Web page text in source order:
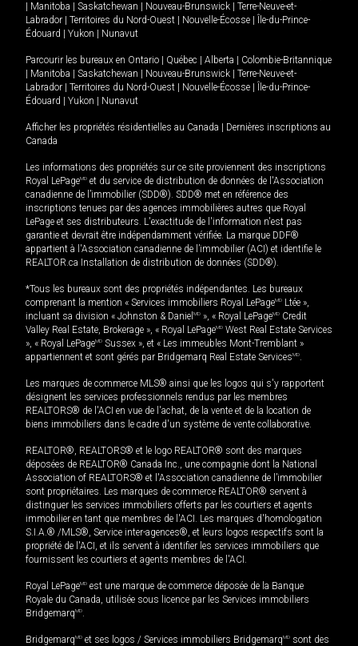
Manitoba Saskatchewan Nouveau-Brunswick
Terre-Neuve-et-
Labrador
Territoires du Nord-Ouest Nouvelle-Écosse
Île-du-Prince-
Édouard
Yukon Nunavut
Parcourir les bureaux en Ontario Québec Alberta
Colombie-Britannique
Manitoba Saskatchewan Nouveau-Brunswick
Terre-Neuve-et-
Labrador
Territoires du Nord-Ouest Nouvelle-Écosse
Île-du-Prince-
Édouard
Yukon Nunavut
Afficher les propriétés résidentielles au Canada
Dernières inscriptions au
Canada
Les informations des propriétés sur ce site proviennent des inscriptions
Royal LePageMD et du service de distribution de données de l'Association
canadienne de l’immobilier (SDD®). SDD® met en référence des
inscriptions tenues par des agences immobilières autres que Royal
LePage et ses distributeurs. L'exactitude de l'information n'est pas
garantie et devrait être indépendamment vérifiée. La marque DDF®
appartient à l'Association canadienne de l’immobilier (ACI) et identifie le
REALTOR.ca Installation de distribution de données (SDD®).
*Tous les bureaux sont des propriétés indépendantes. Les bureaux
comprenant la mention « Services immobiliers Royal LePageMD Ltée »,
incluant sa division « Johnston & Daniel MD », « Royal LePageMD Credit
Valley Real Estate, Brokerage », « Royal LePageMD West Real Estate Services
», « Royal LePageMD Sussex », et « Les immeubles Mont-Tremblant »
appartiennent et sont gérés par Bridgemarq Real Estate ServicesMD.
Les marques de commerce MLS® ainsi que les logos qui s'y rapportent
désignent les services professionnels rendus par les membres
REALTORS® de l'ACI en vue de l'achat, de la vente et de la location de
biens immobiliers dans le cadre d'un système de vente collaborative.
REALTOR®, REALTORS® et le logo REALTOR® sont des marques
déposées de REALTOR® Canada Inc., une compagnie dont la National
Association of REALTORS® et l'Association canadienne de l’immobilier
sont propriétaires. Les marques de commerce REALTOR® servent à
distinguer les services immobiliers offerts par les courtiers et agents
immobilier en tant que membres de l'ACI. Les marques d'homologation
S.I.A.® /MLS®, Service inter-agences®, et leurs logos respectifs sont la
propriété de l'ACI, et ils servent à identifier les services immobiliers que
fournissent les courtiers et agents membres de l'ACI.
Royal LePageMD est une marque de commerce déposée de la Banque
Royale du Canada, utilisée sous licence par les Services immobiliers
BridgemarqMD.
BridgemarqMD et ses logos / Services immobiliers BridgemarqMD sont des